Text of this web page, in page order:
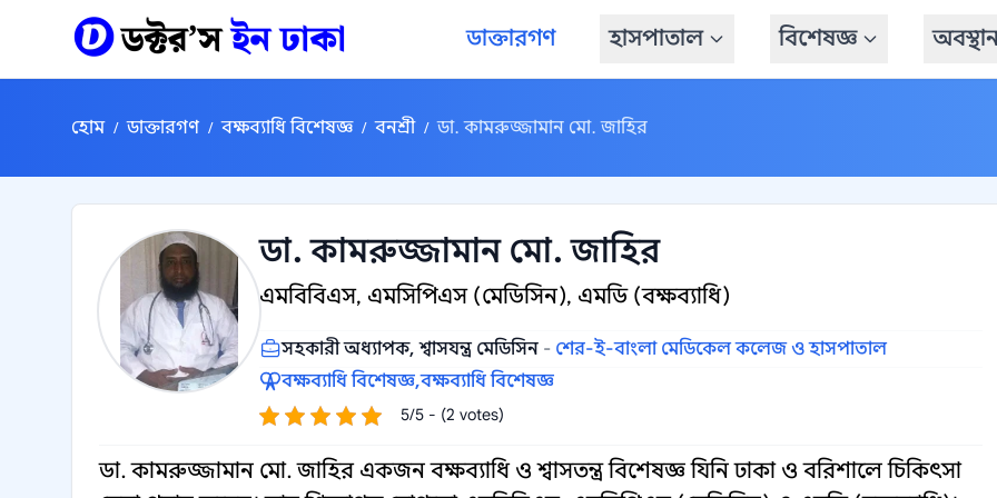
ডাক্তারগণ হাসপাতাল বিশেষজ্ঞ
হোম / ডাক্তারগণ / বক্ষব্যাধি বিশেষজ্ঞ / বনশ্রী / ডা. কামরুজ্জামান মো. জাহির
ডা. কামরুজ্জামান মো. জাহির
এমবিবিএস, এমসিপিএস (মেডিসিন), এমডি (বক্ষব্যাধি)
সহকারী অধ্যাপক, শ্বাসযন্ত্র মেডিসিন - শের-ই-বাংলা মেডিকেল কলেজ ও হাসপাতাল
বক্ষব্যাধি বিশেষজ্ঞ,বক্ষব্যাধি বিশেষজ্ঞ
5/5 - (2 votes)
ডা. কামরুজ্জামান মো. জাহির একজন বক্ষব্যাধি ও শ্বাসতন্ত্র বিশেষজ্ঞ যিনি ঢাকা ও বরিশালে চিকিৎসা